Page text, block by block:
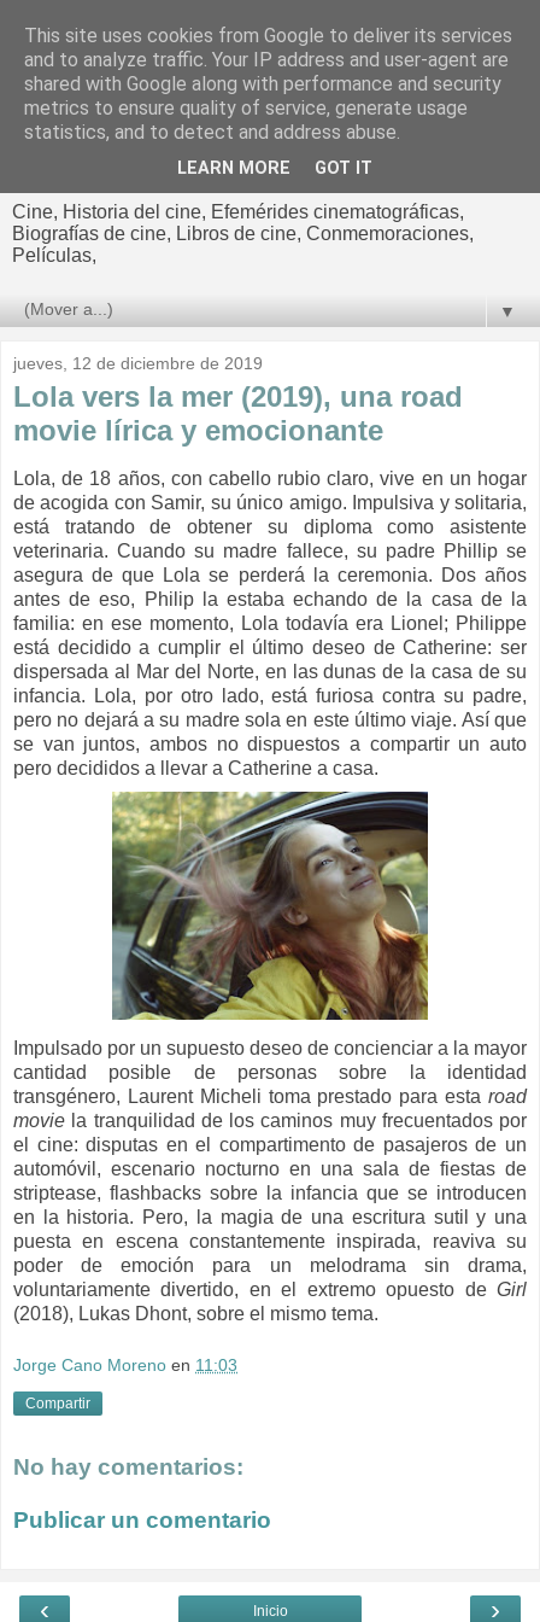
El cultural
cinematográfico de Jorge
Cine, Historia del cine, Efemérides cinematográficas,
Biografías de cine, Libros de cine, Conmemoraciones,
Películas,
▼
jueves, 12 de diciembre de 2019
Lola vers la mer (2019), una road
movie lírica y emocionante
Lola, de 18 años, con cabello rubio claro, vive en un hogar
de acogida con Samir, su único amigo. Impulsiva y solitaria,
está tratando de obtener su diploma como asistente
veterinaria. Cuando su madre fallece, su padre Phillip se
asegura de que Lola se perderá la ceremonia. Dos años
antes de eso, Philip la estaba echando de la casa de la
familia: en ese momento, Lola todavía era Lionel; Philippe
está decidido a cumplir el último deseo de Catherine: ser
dispersada al Mar del Norte, en las dunas de la casa de su
infancia. Lola, por otro lado, está furiosa contra su padre,
pero no dejará a su madre sola en este último viaje. Así que
se van juntos, ambos no dispuestos a compartir un auto
pero decididos a llevar a Catherine a casa.
Impulsado por un supuesto deseo de concienciar a la mayor
cantidad posible de personas sobre la identidad
transgénero, Laurent Micheli toma prestado para esta road
movie la tranquilidad de los caminos muy frecuentados por
el cine: disputas en el compartimento de pasajeros de un
automóvil, escenario nocturno en una sala de fiestas de
striptease, flashbacks sobre la infancia que se introducen
en la historia. Pero, la magia de una escritura sutil y una
puesta en escena constantemente inspirada, reaviva su
poder de emoción para un melodrama sin drama,
voluntariamente divertido, en el extremo opuesto de Girl
(2018), Lukas Dhont, sobre el mismo tema.
Jorge Cano Moreno en 11:03
Compartir
No hay comentarios:
Publicar un comentario
‹ ›
Inicio
This site uses cookies from Google to deliver its services
and to analyze traffic. Your IP address and user-agent are
shared with Google along with performance and security
metrics to ensure quality of service, generate usage
statistics, and to detect and address abuse.
LEARN MORE GOT IT